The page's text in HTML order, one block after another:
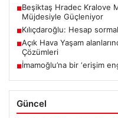
■Beşiktaş Hradec Kralove
Müjdesiyle Güçleniyor
■Kılıçdaroğlu: Hesap
■Açık Hava Yaşam
Çözümleri
■İmamoğlu’na bir ‘erişim
Güncel